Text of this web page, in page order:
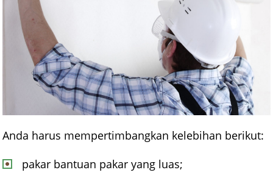
Anda harus mempertimbangkan kelebihan berikut:
pakar bantuan pakar yang luas;